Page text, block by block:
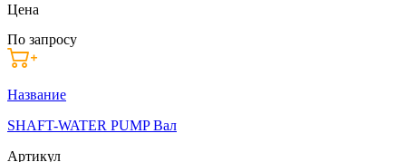
Цена
По запросу
Название
SHAFT-WATER PUMP Вал
Артикул